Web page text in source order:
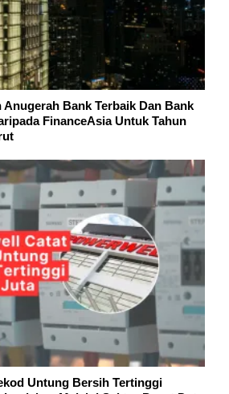
Anugerah Bank Terbaik Dan Bank
FinanceAsia Untuk Tahun
Untung Bersih Tertinggi